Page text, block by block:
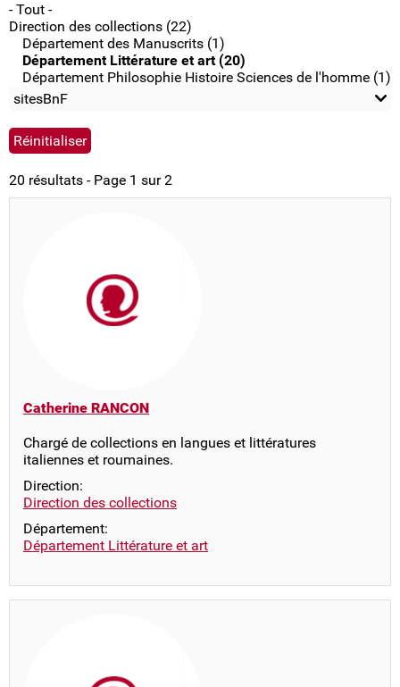
- Tout -
Direction des collections (22)
Département des Manuscrits (1)
Département Littérature et art (20)
Département Philosophie Histoire Sciences de l'homme (1)
sitesBnF
20 résultats - Page 1 sur 2
Catherine RANCON
Chargé de collections en langues et littératures
italiennes et roumaines.
Direction:
Direction des collections
Département:
Département Littérature et art